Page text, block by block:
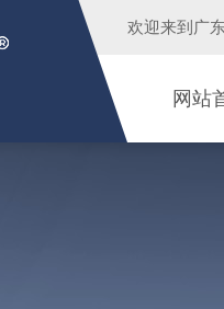
欢迎来到 广
网站